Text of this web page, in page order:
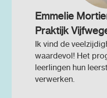
Emmelie
Praktijk
Ik vind de
waardevol! Het
leerlingen hun
verwerken.